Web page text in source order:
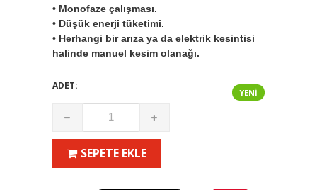
• Monofaze çalışması.
• Düşük enerji tüketimi.
• Herhangi bir arıza ya da elektrik kesintisi
halinde manuel kesim olanağı.
YENI
ADET:
SEPETE EKLE